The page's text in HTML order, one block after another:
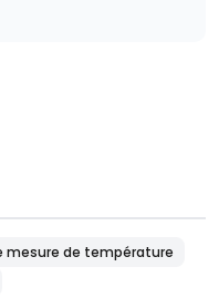
mesure de température